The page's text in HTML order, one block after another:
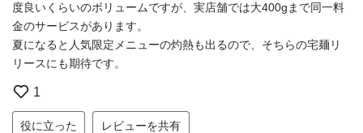
度良いくらいのボリュームですが、実店舗では大400gまで同一料
金のサービスがあります。
夏になると人気限定メニューの灼熱も出るので、そちらの宅麺リ
リースにも期待です。
1
役に立った レビューを共有